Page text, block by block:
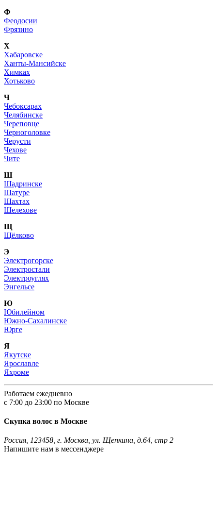
Ф
Феодосии
Фрязино
Х
Хабаровске
Ханты-Мансийске
Химках
Хотьково
Ч
Чебоксарах
Челябинске
Череповце
Черноголовке
Черусти
Чехове
Чите
Ш
Шадринске
Шатуре
Шахтах
Шелехове
Щ
Щёлково
Э
Электрогорске
Электростали
Электроуглях
Энгельсе
Ю
Юбилейном
Южно-Сахалинске
Юрге
Я
Якутске
Ярославле
Яхроме
Работаем ежедневно
с 7:00 до 23:00 по Москве
Скупка волос в Москве
Россия, 123458, г. Москва, ул. Щепкина, д.64, стр 2
Напишите нам в мессенджере